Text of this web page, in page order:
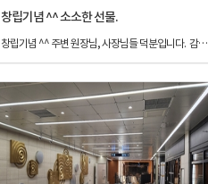
창립기념 ^^ 소소한 선물.
창립기념 ^^ 주변 원장님, 사장님들 덕분입니다. 감사합니다. 소소한 선물을 준비해 주변 원장님, 사장님들께 감사의 마음을 전해보았습니다. 앞으로도 잘 부탁드리며, 바르게 바르게 성장하는 바른부동산중개가 되겠습니다.